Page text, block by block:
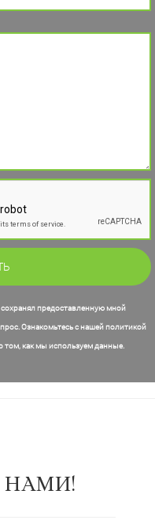
предоставленную мной
Ознакомьтесь с нашей политикой
том, как мы используем данные.
НАМИ!